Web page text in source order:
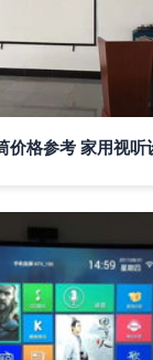
价格参考 家用视听